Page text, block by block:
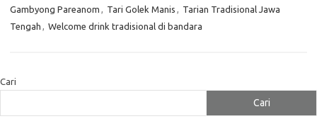
Gambyong Pareanom , Tari Golek Manis , Tarian Tradisional Jawa
Tengah , Welcome drink tradisional di bandara
Cari
Cari